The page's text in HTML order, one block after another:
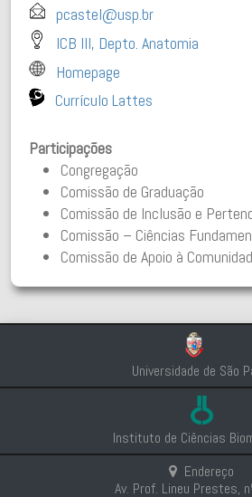
pcastel@usp.br
ICB III, Depto. Anatomia
Homepage
Currículo Lattes
Participações
Congregação
Comissão de Graduação
Comissão de Inclusão e
Comissão – Ciências
Comissão de Apoio à
Universidade de São
Instituto de Ciências
Endereço
Av. Prof. Lineu Prestes,